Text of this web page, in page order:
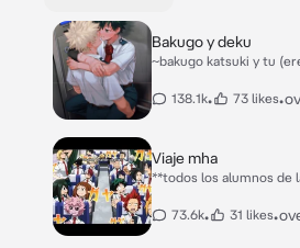
Bakugo y deku
~bakugo katsuki y tu
138.1k• 73 likes•
Viaje mha
**todos los alumnos de
Kirishima:Hey,bakubro
73.6k• 31 likes•